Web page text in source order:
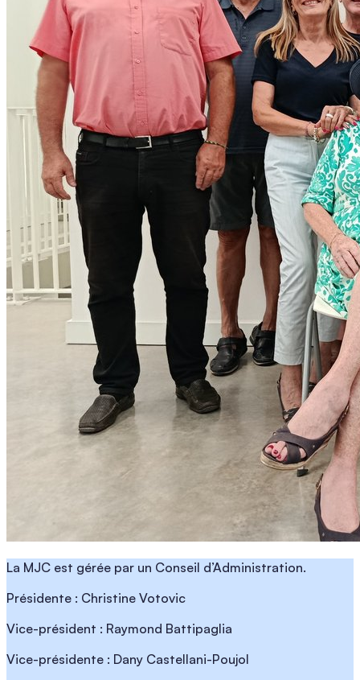
La MJC est gérée par un Conseil d’Administration.
Présidente : Christine Votovic
Vice-président : Raymond Battipaglia
Vice-présidente : Dany Castellani-Poujol